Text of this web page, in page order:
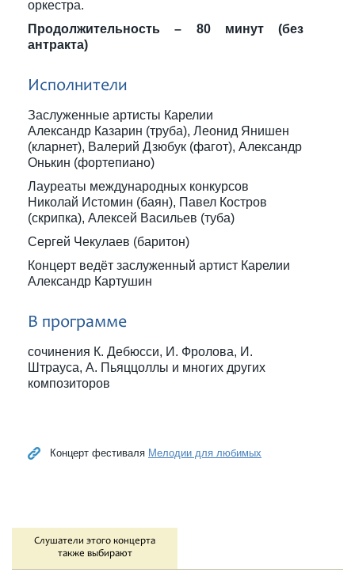
оркестра.
Продолжительность – 80 минут (без
антракта)
Исполнители
Заслуженные артисты Карелии
Александр Казарин (труба), Леонид Янишен
(кларнет), Валерий Дзюбук (фагот), Александр
Онькин (фортепиано)
Лауреаты международных конкурсов
Николай Истомин (баян), Павел Костров
(скрипка), Алексей Васильев (туба)
Сергей Чекулаев (баритон)
Концерт ведёт заслуженный артист Карелии
Александр Картушин
В программе
сочинения К. Дебюсси, И. Фролова, И.
Штрауса, А. Пьяццоллы и многих других
композиторов
Концерт фестиваля Мелодии для любимых
Слушатели этого концерта
также выбирают